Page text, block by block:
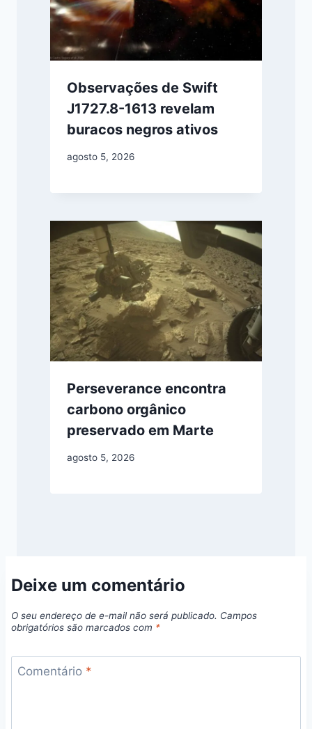
Observações de Swift
J1727.8-1613 revelam
buracos negros ativos
agosto 5, 2026
Perseverance encontra
carbono orgânico
preservado em Marte
agosto 5, 2026
Deixe um comentário
O seu endereço de e-mail não será publicado. Campos
obrigatórios são marcados com *
Comentário *